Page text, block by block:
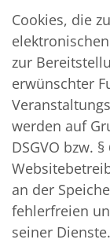
Cookies, die
zur
erwünschter
werden auf
DSGVO bzw.
an der
fehlerfreien
seiner